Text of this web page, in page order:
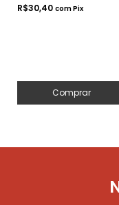
Cosméticos ou
Artesanatos
R$30,40 comPix
Comprar